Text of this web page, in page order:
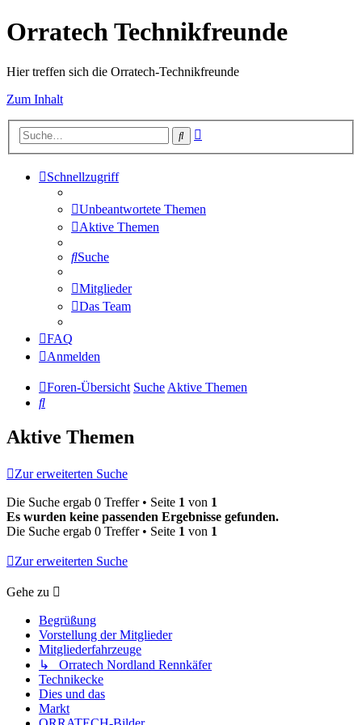
Orratech Technikfreunde
Hier treffen sich die Orratech-Technikfreunde
Zum Inhalt
Suche
Schnellzugriff
Unbeantwortete Themen
Aktive Themen
Suche
Mitglieder
Das Team
FAQ
Anmelden
Foren-Übersicht SucheAktive Themen
Suche
Aktive Themen
Zur erweiterten Suche
Die Suche ergab 0 Treffer • Seite 1 von 1
Es wurden keine passenden Ergebnisse gefunden.
Die Suche ergab 0 Treffer • Seite 1 von 1
Zur erweiterten Suche
Gehe zu
Begrüßung
Vorstellung der Mitglieder
Mitgliederfahrzeuge
↳ Orratech Nordland Rennkäfer
Technikecke
Dies und das
Markt